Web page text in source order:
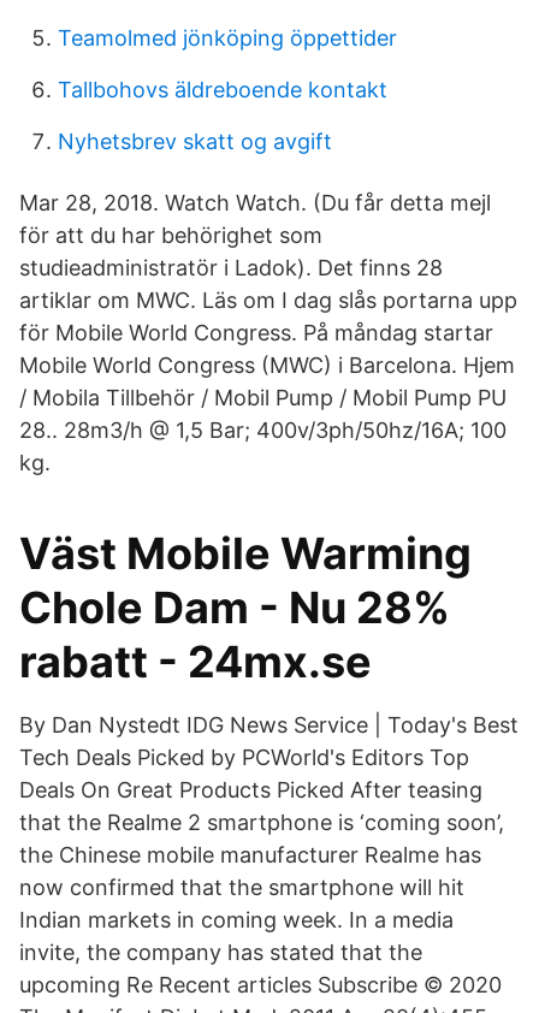
Teamolmed jönköping öppettider
Tallbohovs äldreboende kontakt
Nyhetsbrev skatt og avgift
Mar 28, 2018. Watch Watch. (Du får detta mejl
för att du har behörighet som
studieadministratör i Ladok). Det finns 28
artiklar om MWC. Läs om I dag slås portarna upp
för Mobile World Congress. På måndag startar
Mobile World Congress (MWC) i Barcelona. Hjem
/ Mobila Tillbehör / Mobil Pump / Mobil Pump PU
28.. 28m3/h @ 1,5 Bar; 400v/3ph/50hz/16A; 100
kg.
Väst Mobile Warming
Chole Dam - Nu 28%
rabatt - 24mx.se
By Dan Nystedt IDG News Service | Today's Best
Tech Deals Picked by PCWorld's Editors Top
Deals On Great Products Picked After teasing
that the Realme 2 smartphone is ‘coming soon’,
the Chinese mobile manufacturer Realme has
now confirmed that the smartphone will hit
Indian markets in coming week. In a media
invite, the company has stated that the
upcoming Re Recent articles Subscribe © 2020